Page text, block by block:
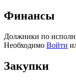
Финансы
Должники по
Необходимо Войти
Закупки